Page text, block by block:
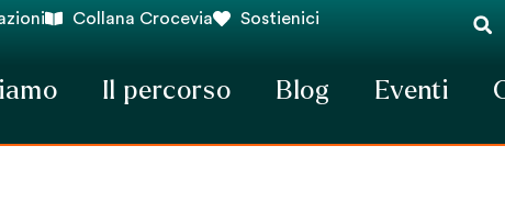
Collana Crocevia Sostienici
Il percorso Blog Eventi